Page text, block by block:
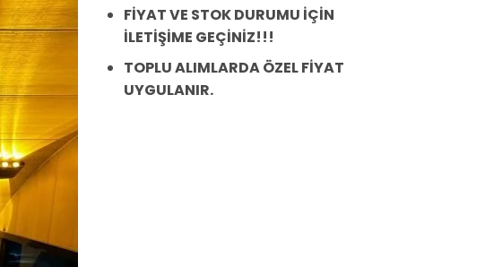
FİYAT VE STOK DURUMU İÇİN
İLETİŞİME GEÇİNİZ!!!
TOPLU ALIMLARDA ÖZEL FİYAT
UYGULANIR.